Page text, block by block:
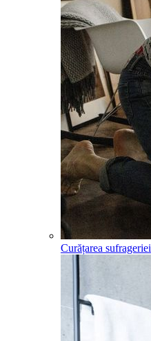
Curățarea sufrageriei